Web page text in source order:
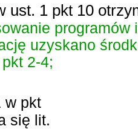
ust. 1 pkt 10
programów
uzyskano
2-4;
w pkt
się lit.